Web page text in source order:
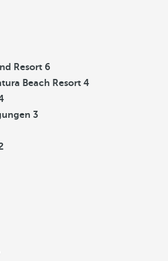
Resort 6
Beach Resort 4
3